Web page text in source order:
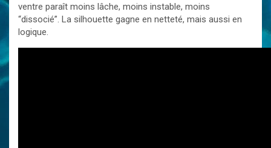
ventre paraît moins lâche, moins instable, moins
“dissocié”. La silhouette gagne en netteté, mais aussi en
logique.